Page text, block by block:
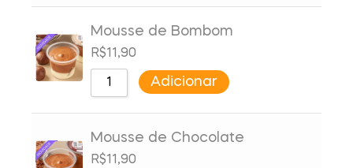
Mousse de Bombom
R$11,90
Adicionar
Mousse de Chocolate
R$11,90